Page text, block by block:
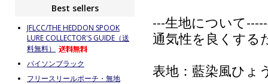
---生地について
通気性を良くする
表地：藍染風ひょ
Best sellers
JFLCC/THE HEDDON SPOOK
LURE COLLECTOR'S GUIDE（送
料無料）
パイソンブラック
フリースリールポーチ・無地